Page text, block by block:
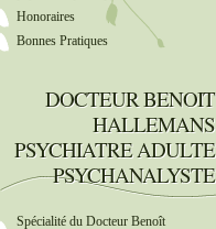
Honoraires
Bonnes Pratiques
DOCTEUR BENOIT
HALLEMANS
PSYCHIATRE ADULTE
PSYCHANALYSTE
Spécialité du Docteur Benoît